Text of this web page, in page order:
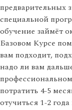
предварительных
специальной
обучение займёт
Базовом Курсе
вам подходит,
надо ли вам
потратить 4-5
отучиться 1-2